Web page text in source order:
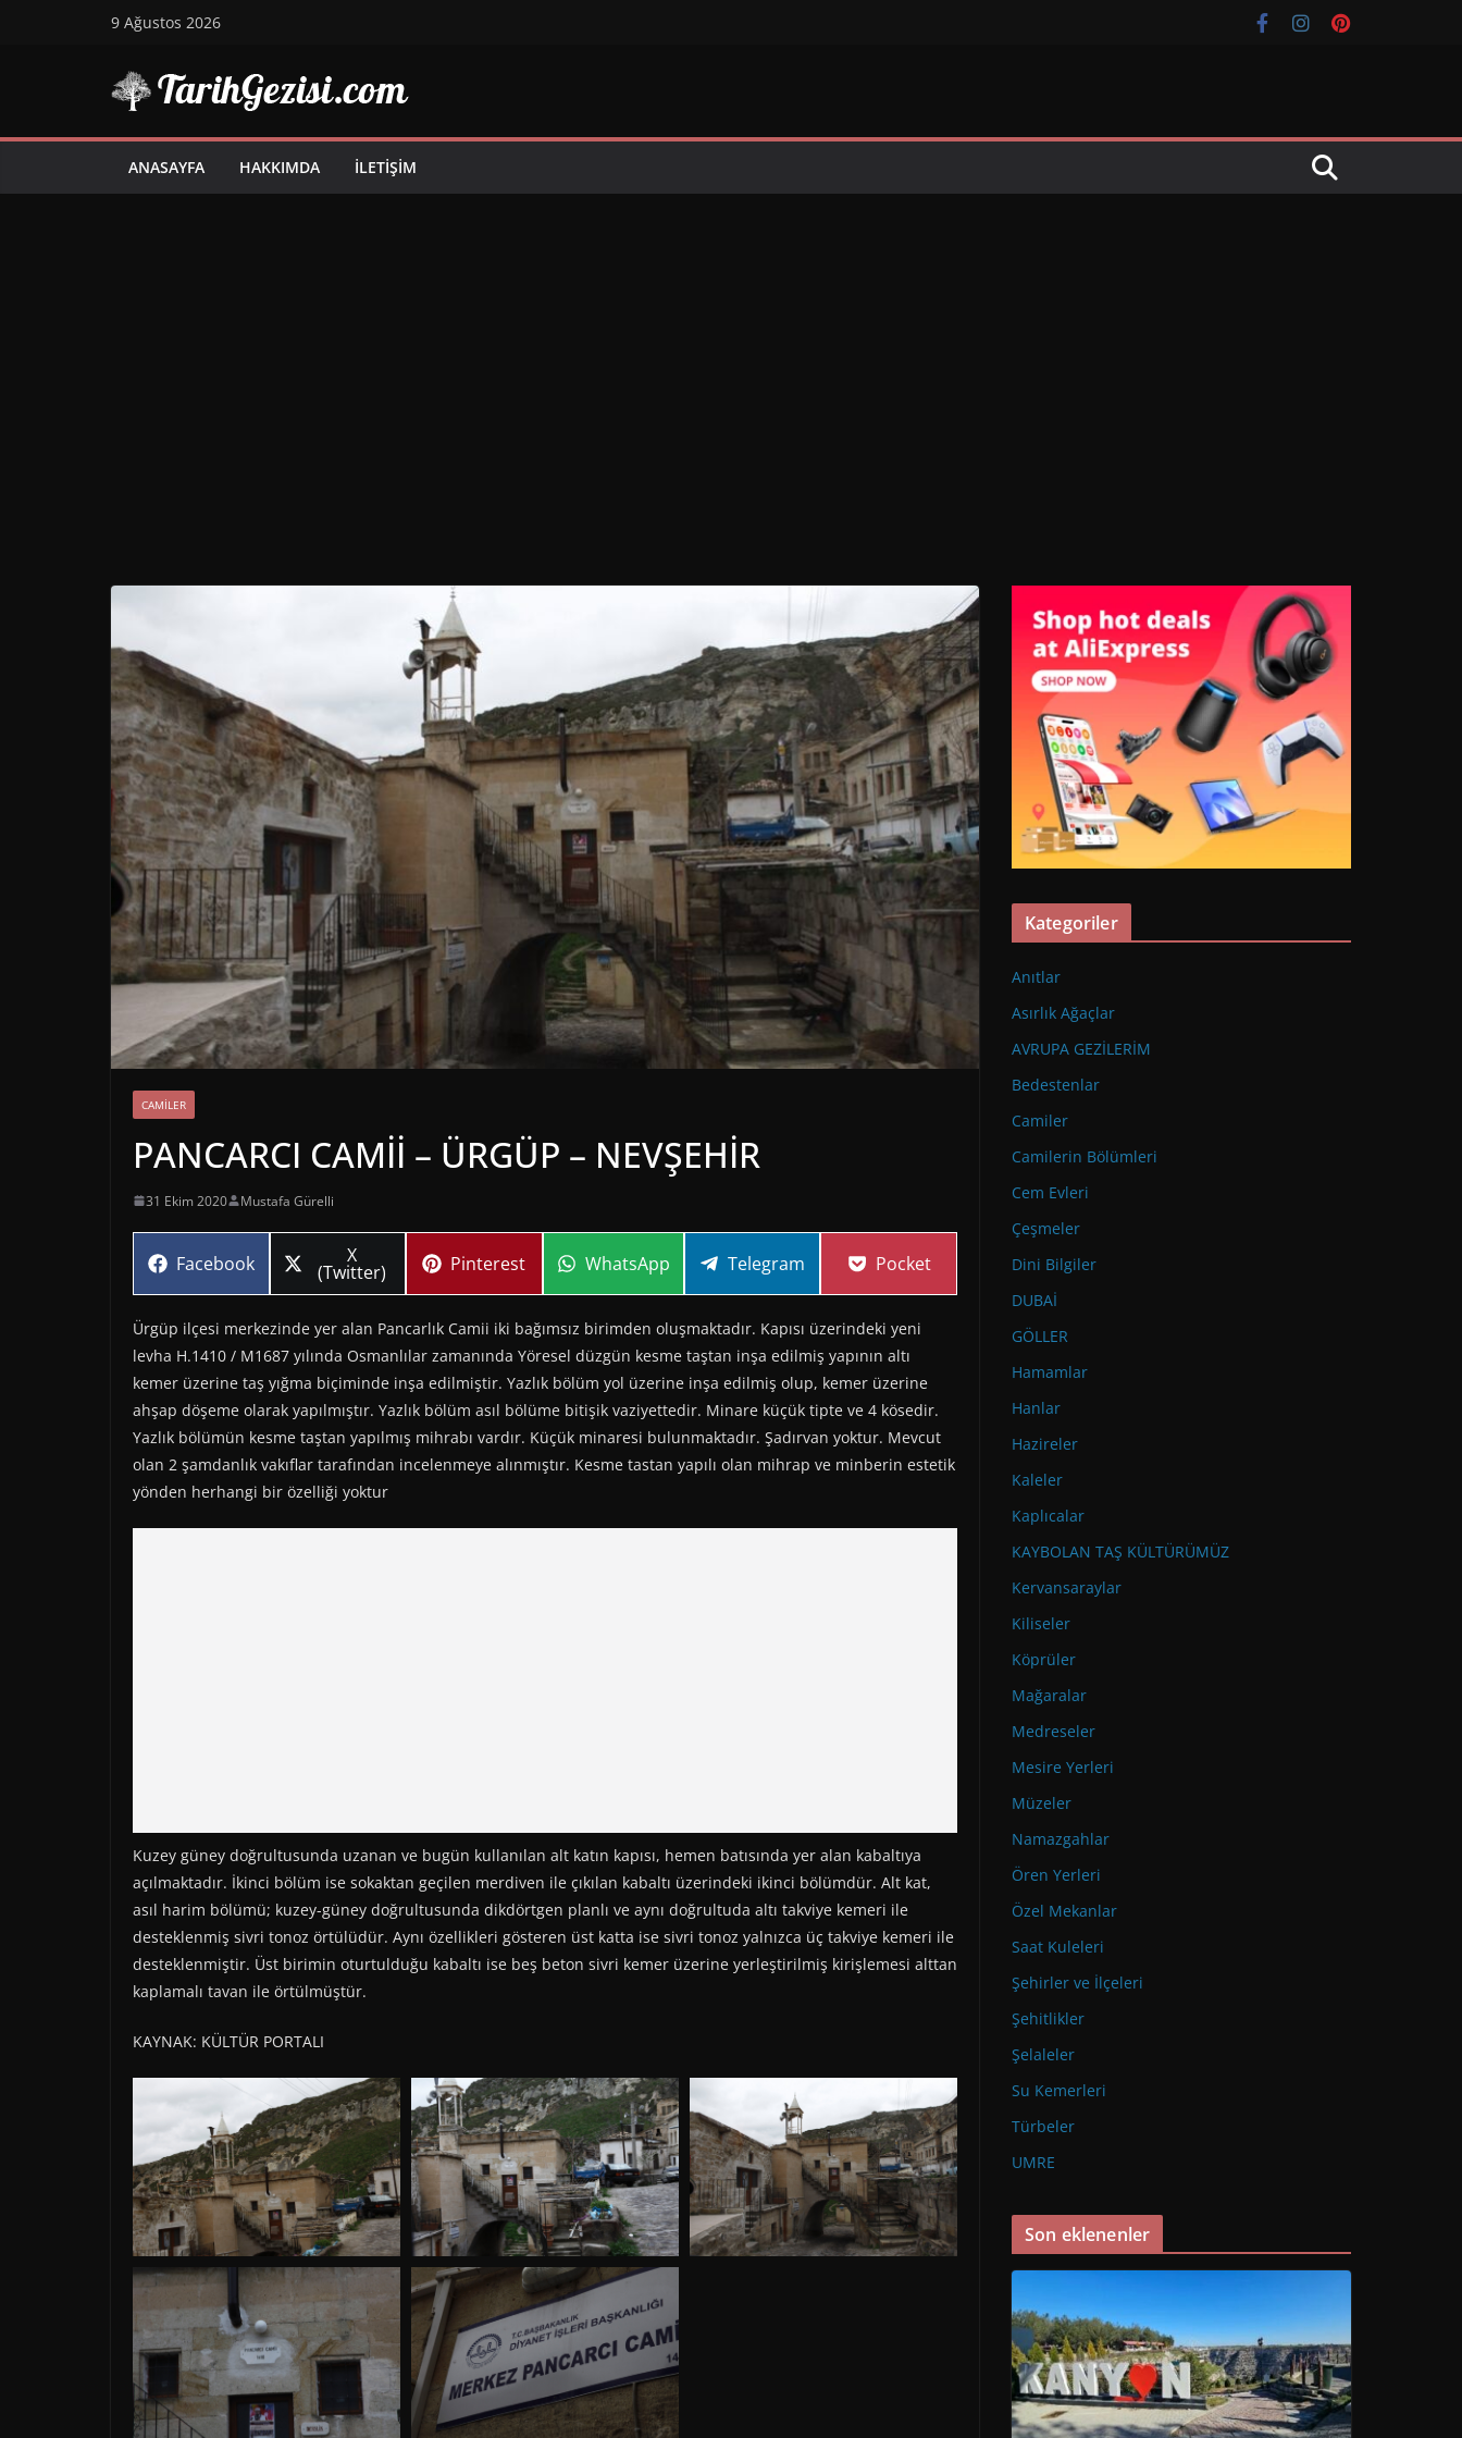
9 Ağustos 2026
ANASAYFA HAKKIMDA İLETIŞIM
CAMILER
PANCARCI CAMİİ – ÜRGÜP – NEVŞEHİR
31 Ekim 2020 Mustafa Gürelli
Share
Facebook Share
on
X
(Twitter) Share
Pinterest Share
WhatsApp Share
Telegram Share
Pocket
Ürgüp ilçesi merkezinde yer alan Pancarlık Camii iki bağımsız birimden oluşmaktadır. Kapısı üzerindeki yeni
levha H.1410 / M1687 yılında Osmanlılar zamanında Yöresel düzgün kesme taştan inşa edilmiş yapının altı
kemer üzerine taş yığma biçiminde inşa edilmiştir. Yazlık bölüm yol üzerine inşa edilmiş olup, kemer üzerine
ahşap döşeme olarak yapılmıştır. Yazlık bölüm asıl bölüme bitişik vaziyettedir. Minare küçük tipte ve 4 kösedir.
Yazlık bölümün kesme taştan yapılmış mihrabı vardır. Küçük minaresi bulunmaktadır. Şadırvan yoktur. Mevcut
olan 2 şamdanlık vakıflar tarafından incelenmeye alınmıştır. Kesme tastan yapılı olan mihrap ve minberin estetik
yönden herhangi bir özelliği yoktur
Kuzey güney doğrultusunda uzanan ve bugün kullanılan alt katın kapısı, hemen batısında yer alan kabaltıya
açılmaktadır. İkinci bölüm ise sokaktan geçilen merdiven ile çıkılan kabaltı üzerindeki ikinci bölümdür. Alt kat,
asıl harim bölümü; kuzey-güney doğrultusunda dikdörtgen planlı ve aynı doğrultuda altı takviye kemeri ile
desteklenmiş sivri tonoz örtülüdür. Aynı özellikleri gösteren üst katta ise sivri tonoz yalnızca üç takviye kemeri ile
desteklenmiştir. Üst birimin oturtulduğu kabaltı ise beş beton sivri kemer üzerine yerleştirilmiş kirişlemesi alttan
kaplamalı tavan ile örtülmüştür.
KAYNAK: KÜLTÜR PORTALI
Kategoriler
Anıtlar
Asırlık Ağaçlar
AVRUPA GEZİLERİM
Bedestenlar
Camiler
Camilerin Bölümleri
Cem Evleri
Çeşmeler
Dini Bilgiler
DUBAİ
GÖLLER
Hamamlar
Hanlar
Hazireler
Kaleler
Kaplıcalar
KAYBOLAN TAŞ KÜLTÜRÜMÜZ
Kervansaraylar
Kiliseler
Köprüler
Mağaralar
Medreseler
Mesire Yerleri
Müzeler
Namazgahlar
Ören Yerleri
Özel Mekanlar
Saat Kuleleri
Şehirler ve İlçeleri
Şehitlikler
Şelaleler
Su Kemerleri
Türbeler
UMRE
Son eklenenler